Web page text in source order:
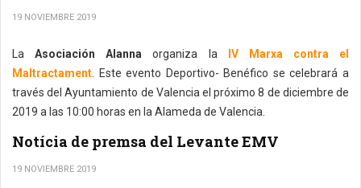
19 NOVIEMBRE 2019
La Asociación Alanna organiza la IV Marxa contra el
Maltractament . Este evento Deportivo- Benéfico se celebrará a
través del Ayuntamiento de Valencia el próximo 8 de diciembre de
2019 a las 10:00 horas en la Alameda de Valencia.
Notícia de premsa del Levante EMV
19 NOVIEMBRE 2019